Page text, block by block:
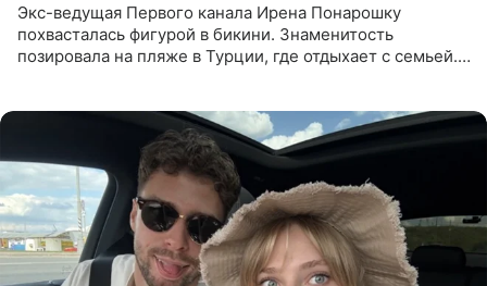
Экс-ведущая Первого канала Ирена Понарошку
похвасталась фигурой в бикини. Знаменитость
позировала на пляже в Турции, где отдыхает с семьей.